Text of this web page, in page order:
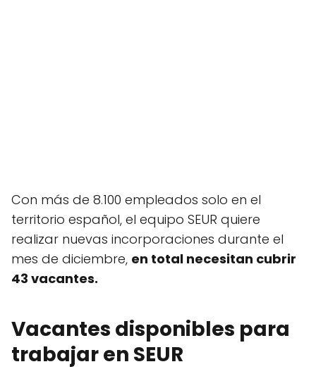
Con más de 8.100 empleados solo en el
territorio español, el equipo SEUR quiere
realizar nuevas incorporaciones durante el
mes de diciembre, en total necesitan cubrir
43 vacantes.
Vacantes disponibles para
trabajar en SEUR